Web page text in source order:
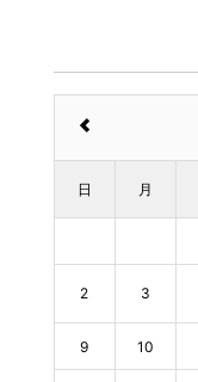
日 月
2 3
9 10